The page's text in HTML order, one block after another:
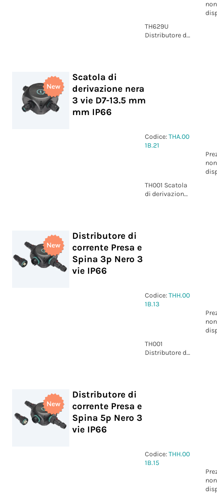
non
TH629U
Distributore di
Scatola di
derivazione nera
3 vie D7-13.5 mm
mm IP66
Codice:THA.00
1B.21
non
TH001 Scatola
di derivazione
Distributore di
corrente Presa e
Spina 3p Nero 3
vie IP66
Codice:THH.00
1B.13
non
TH001
Distributore di
Distributore di
corrente Presa e
Spina 5p Nero 3
vie IP66
Codice:THH.00
1B.15
non